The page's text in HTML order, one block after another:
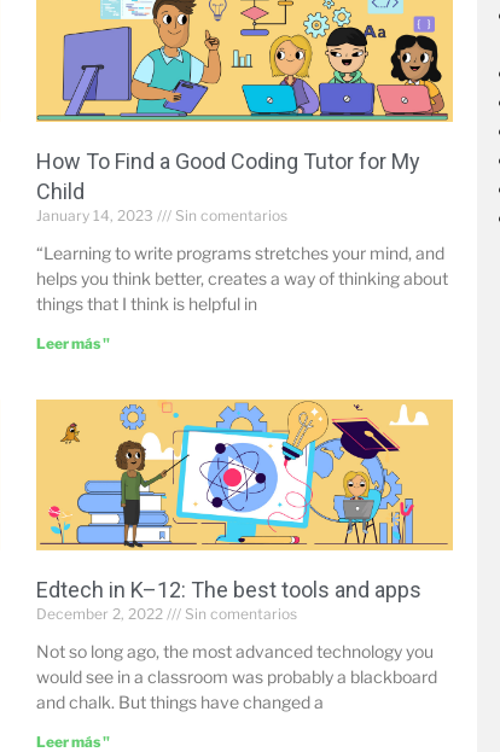
How To Find a Good Coding Tutor for My
Child
January 14, 2023 Sin comentarios
“Learning to write programs stretches your mind, and
helps you think better, creates a way of thinking about
things that I think is helpful in
Leer más "
Edtech in K–12: The best tools and apps
December 2, 2022 Sin comentarios
Not so long ago, the most advanced technology you
would see in a classroom was probably a blackboard
and chalk. But things have changed a
Leer más "